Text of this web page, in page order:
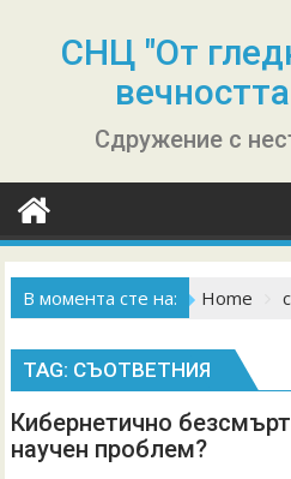
СНЦ "От
Сдружение с
В момента сте на: Home
TAG: СЪОТВЕТНИЯ
Кибернетично
научен проблем?